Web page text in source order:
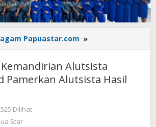
Papuastar.com »
Kemandirian
Dislitbangad
Pamerkan
Alutsista
Pamerkan Alutsista Hasil
525 Dilihat
Star